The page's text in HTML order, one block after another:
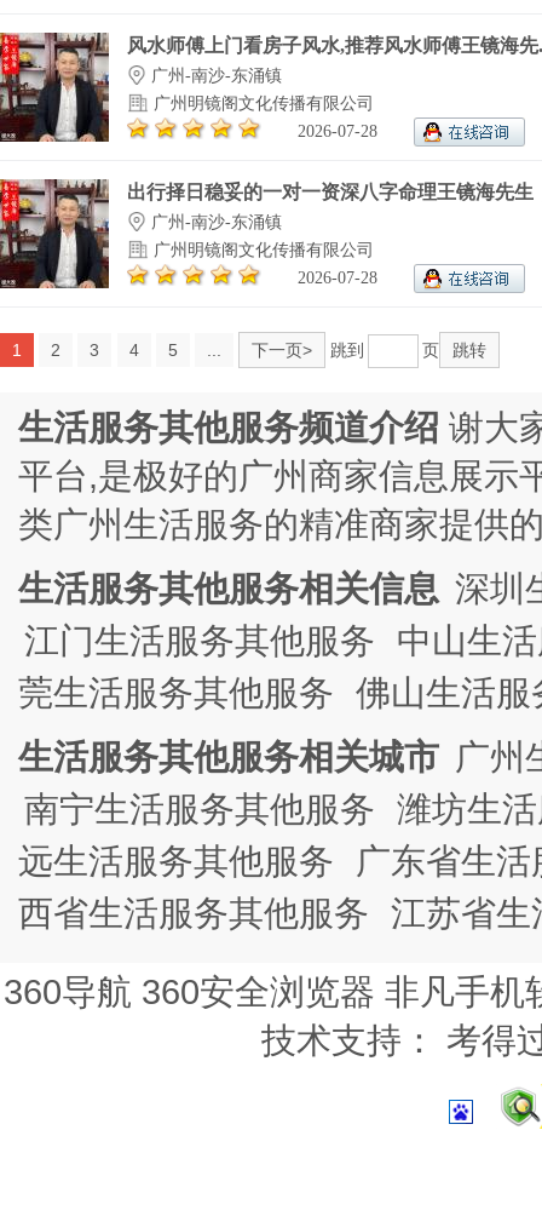
风水师傅上门看房子风水,推荐风水师傅王镜海
广州-南沙-东涌镇
广州明镜阁文化传播有限公司
2026-07-28
出行择日稳妥的一对一资深八字命理王镜海先生
广州-南沙-东涌镇
广州明镜阁文化传播有限公司
2026-07-28
1 2 3 4 5 下一页> 跳到 页 跳转
生活服务其他服务频道介绍 谢大
平台,是极好的广州商家信息展示
类广州生活服务的精准商家提供
生活服务其他服务相关信息 深圳
江门生活服务其他服务
中山生
莞生活服务其他服务 佛山生活
生活服务其他服务相关城市 广州
南宁生活服务其他服务 潍坊生
远生活服务其他服务
广东省生
西省生活服务其他服务 江苏省生
360导航 360安全浏览器 非凡手机
技术支持： 考得